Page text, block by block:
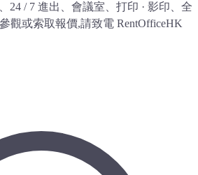
24 / 7 進出、會議室、打印 · 影印、全
觀或索取報價,請致電 RentOfficeHK